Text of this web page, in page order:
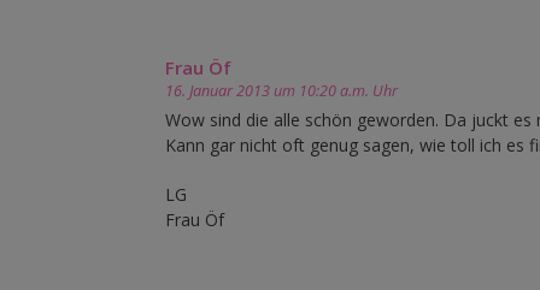
Frau Öf
16. Januar 2013 um 10:20 a.m. Uhr
Wow sind die alle schön geworden. Da juckt es
Kann gar nicht oft genug sagen, wie toll ich es
LG
Frau Öf